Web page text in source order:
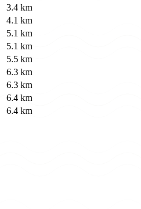
3.4 km
4.1 km
5.1 km
5.1 km
5.5 km
6.3 km
6.3 km
6.4 km
6.4 km